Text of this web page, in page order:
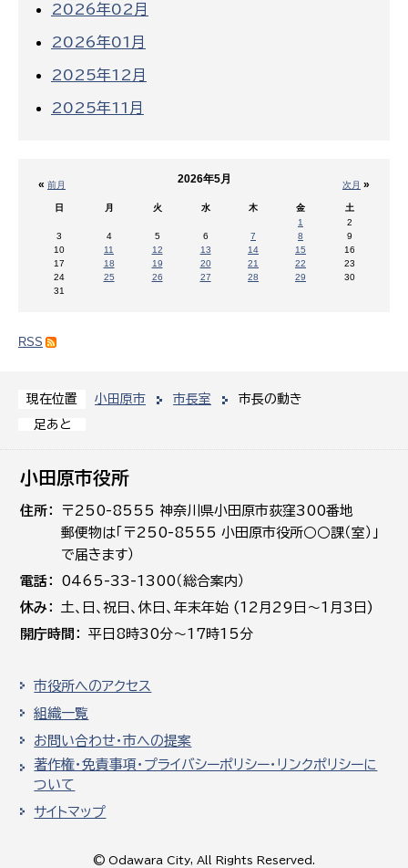
現在位置 小田原市 市長室
市長の動き
足あと
2026年02月
2026年01月
2025年12月
2025年11月
« 前月 次月 »
2026年5月
日 月 火 水 木 金
土
1
2
3
4 5 6 7 8
9
10
11 12 13 14 15
16
17
18 19 20 21 22
23
24
25 26 27 28 29
30
31
RSS
小田原市役所
住所
〒250-8555 神奈川県小田原市荻窪300番地
郵便物は「〒250-8555 小田原市役所○○課（室）」
で届きます）
電話
0465-33-1300（総合案内）
休み
土､日､祝日、休日、年末年始 (12月29日～1月3日)
開庁時間
平日8時30分～17時15分
市役所へのアクセス
組織一覧
お問い合わせ・市への提案
著作権・免責事項・プライバシーポリシー・リンクポリシーに
ついて
サイトマップ
© Odawara City, All Rights Reserved.